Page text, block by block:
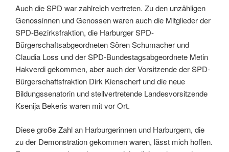
Auch die SPD war zahlreich vertreten. Zu den unzähligen
Genossinnen und Genossen waren auch die Mitglieder der
SPD-Bezirksfraktion, die Harburger SPD-
Bürgerschaftsabgeordneten Sören Schumacher und
Claudia Loss und der SPD-Bundestagsabgeordnete Metin
Hakverdi gekommen, aber auch der Vorsitzende der SPD-
Bürgerschaftsfraktion Dirk Kienscherf und die neue
Bildungssenatorin und stellvertretende Landesvorsitzende
Ksenija Bekeris waren mit vor Ort.
Diese große Zahl an Harburgerinnen und Harburgern, die
zu der Demonstration gekommen waren, lässt mich hoffen.